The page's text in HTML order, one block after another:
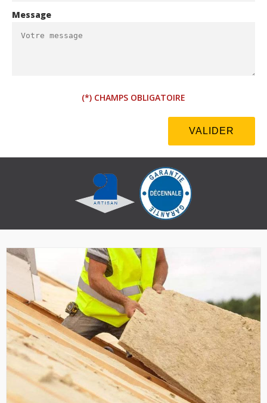
Message
(*) CHAMPS OBLIGATOIRE